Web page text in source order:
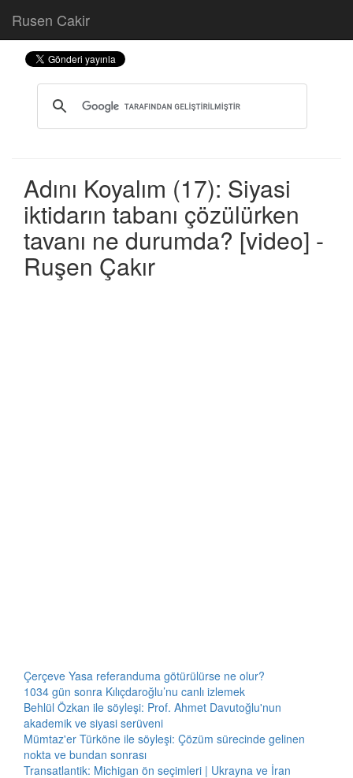
Rusen Cakir
Adını Koyalım (17): Siyasi
iktidarın tabanı çözülürken
tavanı ne durumda? [video] -
Ruşen Çakır
Çerçeve Yasa referanduma götürülürse ne olur?
1034 gün sonra Kılıçdaroğlu’nu canlı izlemek
Behlül Özkan ile söyleşi: Prof. Ahmet Davutoğlu'nun
akademik ve siyasi serüveni
Mümtaz'er Türköne ile söyleşi: Çözüm sürecinde gelinen
nokta ve bundan sonrası
Transatlantik: Michigan ön seçimleri | Ukrayna ve İran